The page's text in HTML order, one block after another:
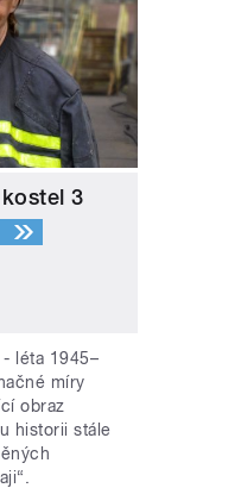
3
- léta 1945–
míry
obraz
historii stále